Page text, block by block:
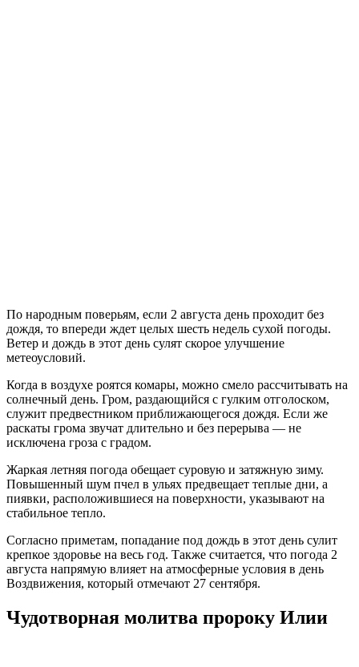
По народным поверьям, если 2 августа день проходит без
дождя, то впереди ждет целых шесть недель сухой погоды.
Ветер и дождь в этот день сулят скорое улучшение
метеоусловий.
Когда в воздухе роятся комары, можно смело рассчитывать на
солнечный день. Гром, раздающийся с гулким отголоском,
служит предвестником приближающегося дождя. Если же
раскаты грома звучат длительно и без перерыва — не
исключена гроза с градом.
Жаркая летняя погода обещает суровую и затяжную зиму.
Повышенный шум пчел в ульях предвещает теплые дни, а
пиявки, расположившиеся на поверхности, указывают на
стабильное тепло.
Согласно приметам, попадание под дождь в этот день сулит
крепкое здоровье на весь год. Также считается, что погода 2
августа напрямую влияет на атмосферные условия в день
Воздвижения, который отмечают 27 сентября.
Чудотворная молитва пророку Илии